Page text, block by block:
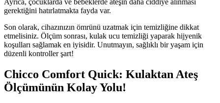
Ayrıca, çocuklarda ve bebeklerde ateşin daha ciddiye alınması
gerektiğini hatırlatmakta fayda var.
Son olarak, cihazınızın ömrünü uzatmak için temizliğine dikkat
etmelisiniz. Ölçüm sonrası, kulak ucu temizliği yaparak hijyenik
koşulları sağlamak en iyisidir. Unutmayın, sağlıklı bir yaşam için
düzenli kontroller şart!
Chicco Comfort Quick: Kulaktan Ateş
Ölçümünün Kolay Yolu!